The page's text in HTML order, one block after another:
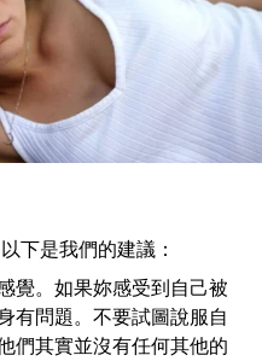
下是我們的建議：
覺。如果妳感受到自己被
有問題。不要試圖說服自
們其實並沒有任何其他的